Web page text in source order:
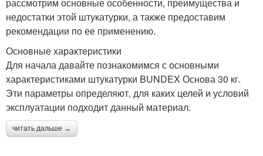
недостатки этой штукатурки, а также предоставим
рекомендации по ее применению.
Основные характеристики
Для начала давайте познакомимся с основными
характеристиками штукатурки BUNDEX Основа 30 кг.
Эти параметры определяют, для каких целей и условий
эксплуатации подходит данный материал.
читать дальше →